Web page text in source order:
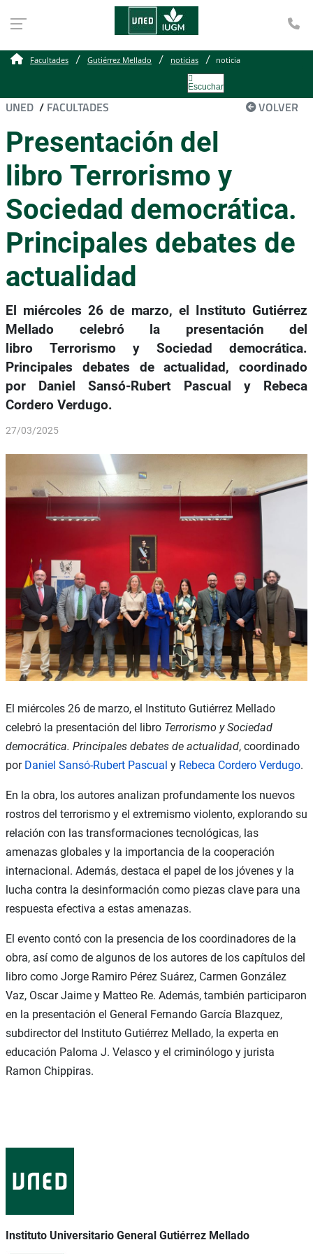
Facultades Gutiérrez Mellado noticias noticia
Escuchar
UNED / FACULTADES VOLVER
Presentación del
libro Terrorismo y
Sociedad democrática.
Principales debates de
actualidad
El miércoles 26 de marzo, el Instituto Gutiérrez
Mellado celebró la presentación del
libro Terrorismo y Sociedad democrática.
Principales debates de actualidad, coordinado
por Daniel Sansó-Rubert Pascual y Rebeca
Cordero Verdugo.
27/03/2025
El miércoles 26 de marzo, el Instituto Gutiérrez Mellado
celebró la presentación del libro Terrorismo y Sociedad
democrática. Principales debates de actualidad, coordinado
por Daniel Sansó-Rubert Pascual y Rebeca Cordero Verdugo.
En la obra, los autores analizan profundamente los nuevos
rostros del terrorismo y el extremismo violento, explorando su
relación con las transformaciones tecnológicas, las
amenazas globales y la importancia de la cooperación
internacional. Además, destaca el papel de los jóvenes y la
lucha contra la desinformación como piezas clave para una
respuesta efectiva a estas amenazas.
El evento contó con la presencia de los coordinadores de la
obra, así como de algunos de los autores de los capítulos del
libro como Jorge Ramiro Pérez Suárez, Carmen González
Vaz, Oscar Jaime y Matteo Re. Además, también participaron
en la presentación el General Fernando García Blazquez,
subdirector del Instituto Gutiérrez Mellado, la experta en
educación Paloma J. Velasco y el criminólogo y jurista
Ramon Chippiras.
Instituto Universitario General Gutiérrez Mellado